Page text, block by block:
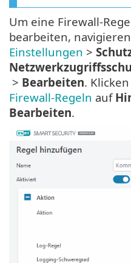
Um eine Firewall-
bearbeiten,
Einstellungen >
> Bearbeiten.
Firewall-Regeln auf
Bearbeiten.